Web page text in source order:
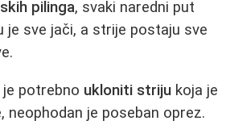
pilinga, svaki naredni put
je sve jači, a strije postaju sve
potrebno ukloniti striju koja je
neophodan je poseban oprez.